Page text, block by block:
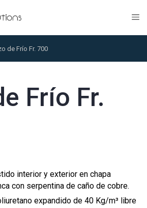
de Frío Fr. 700
Frío Fr.
interior y exterior en chapa
con serpentina de caño de cobre.
expandido de 40 Kg/m³ libre